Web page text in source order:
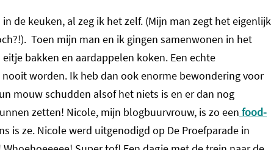
AMSTERDAM
de keuken, al zeg ik het zelf. (Mijn man zegt het eigenlijk
Toen mijn man en ik gingen samenwonen in het
bakken en aardappelen koken. Een echte
worden. Ik heb dan ook enorme bewondering voor
mouw schudden alsof het niets is en er dan nog
zetten! Nicole, mijn blogbuurvrouw, is zo een food-
is ze. Nicole werd uitgenodigd op De Proefparade in